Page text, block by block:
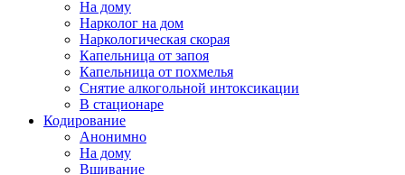
На дому
Нарколог на дом
Наркологическая скорая
Капельница от запоя
Капельница от похмелья
Снятие алкогольной интоксикации
В стационаре
Кодирование
Анонимно
На дому
Вшивание